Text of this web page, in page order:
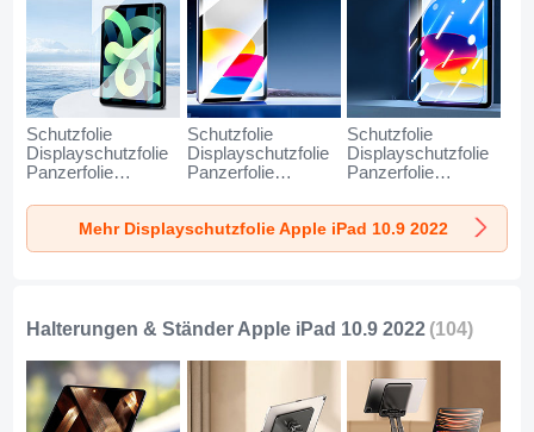
Schutzfolie
Displayschutzfolie
Panzerfolie
Glasfolie Skins
zum Aufkleben
Panzerglas Z01 für
Schutzfolie
Displayschutzfolie
Panzerfolie
Glasfolie Skins
zum Aufkleben
Panzerglas Z06 für
Schutzfolie
Displayschutzfolie
Panzerfolie
Glasfolie Skins
zum Aufkleben
Panzerglas Z05 für
Mehr Displayschutzfolie Apple iPad 10.9 2022
Halterungen & Ständer Apple iPad 10.9 2022 (104)